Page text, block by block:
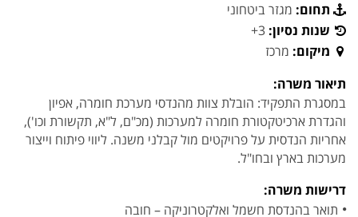
תחום: מגזר ביטחוני
שנות נסיון: 3+
מיקום: מרכז
תיאור משרה:
במסגרת התפקיד: הובלת צוות מהנדסי מערכת חומרה, אפיון
והגדרת ארכיטקטורת חומרה למערכות (מכ"ם, ל"א, תקשורת וכו'),
אחריות הנדסית על פרויקטים מול קבלני משנה. ליווי פיתוח וייצור
מערכות בארץ ובחו"ל.
דרישות משרה:
תואר בהנדסת חשמל ואלקטרוניקה – חובה